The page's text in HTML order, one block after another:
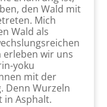
den Wald mit
Mich
Wald als
wir uns
yoku
mit der
Denn Wurzeln
in Asphalt.